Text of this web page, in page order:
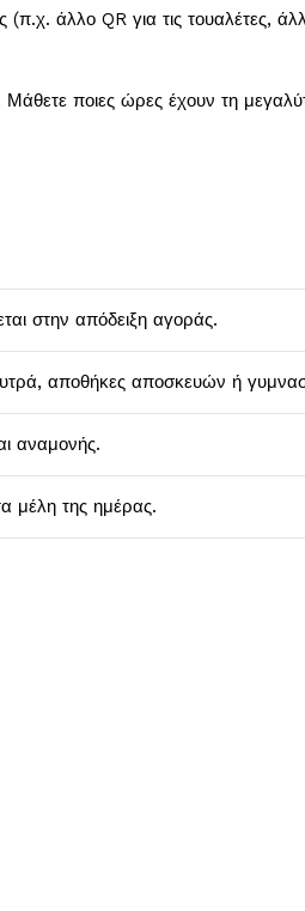
άλλο QR για τις τουαλέτες,
ποιες ώρες έχουν τη
στην απόδειξη αγοράς.
αποθήκες αποσκευών ή
αναμονής.
μέλη της ημέρας.